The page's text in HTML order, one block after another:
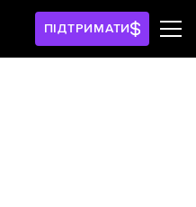
ПІДТРИМАТИ